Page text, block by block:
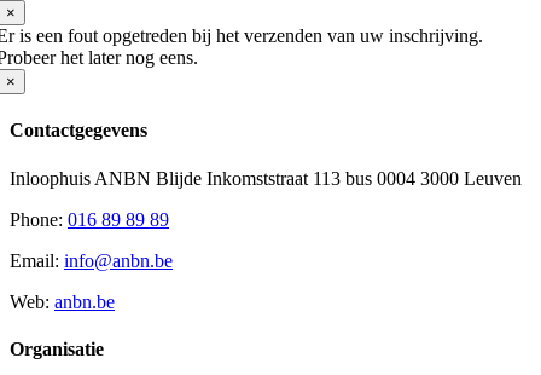
×
is een fout opgetreden bij het verzenden van uw inschrijving.
het later nog eens.
×
Contactgegevens
Inloophuis ANBN Blijde Inkomststraat 113 bus 0004 3000 Leuven
Phone: 016 89 89 89
Email: info@anbn.be
Web: anbn.be
Organisatie